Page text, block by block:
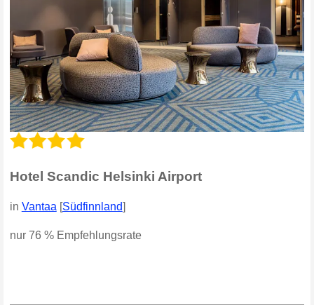
Hotel Scandic Helsinki Airport
in Vantaa [Südfinnland]
nur 76 % Empfehlungsrate